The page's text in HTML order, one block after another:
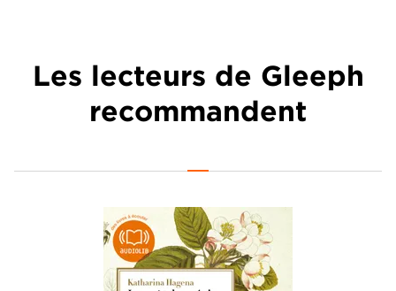
Les lecteurs de Gleeph
recommandent